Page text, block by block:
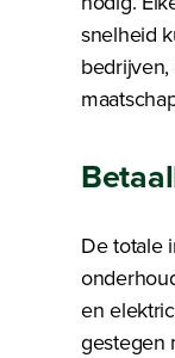
snelheid
De totale
en
gestegen